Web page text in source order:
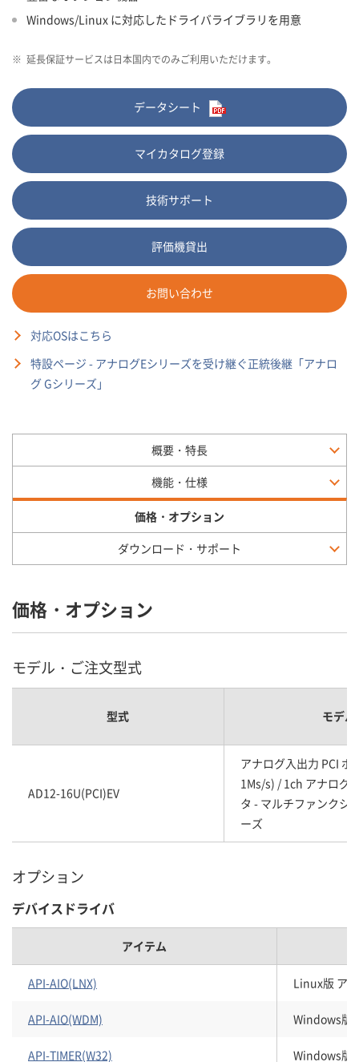
Windows/Linux に対応したドライバライブラリを用意
※ 延長保証サービスは日本国内でのみご利用いただけます。
データシート
マイカタログ登録
技術サポート
評価機貸出
お問い合わせ
対応OSはこちら
特設ページ - アナログEシリーズを受け継ぐ正統後継「アナロ
グ Gシリーズ」
概要・特長
機能・仕様
価格・オプション
ダウンロード・サポート
価格・オプション
モデル・ご注文型式
型式 モデル
AD12-16U(PCI)EV
アナログ入出力 PCI
1Ms/s) / 1ch アナログ
タ - マルチファンクシ
ーズ
オプション
デバイスドライバ
アイテム
API-AIO(LNX) Linux版 ア
API-AIO(WDM) Windows版
API-TIMER(W32) Windows版